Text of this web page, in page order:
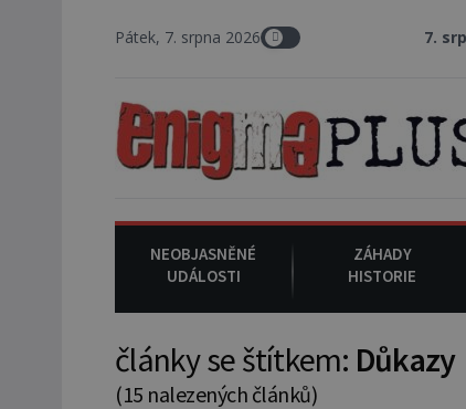
Pátek, 7. srpna 2026 7. srpna 1994: Na
NEOBJASNĚNÉ
UDÁLOSTI
ZÁHADY
HISTORIE
články se štítkem: Důkazy
(15 nalezených článků)